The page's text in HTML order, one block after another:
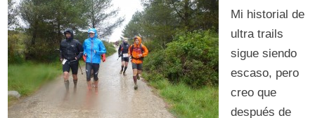
Mi historial de
ultra trails
sigue siendo
escaso, pero
creo que
después de